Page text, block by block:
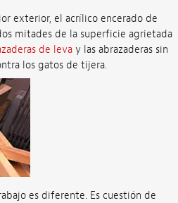
exterior, el acrílico encerado de
mitades de la superficie agrietada
de levay las abrazaderas sin
los gatos de tijera.
es diferente. Es cuestión de